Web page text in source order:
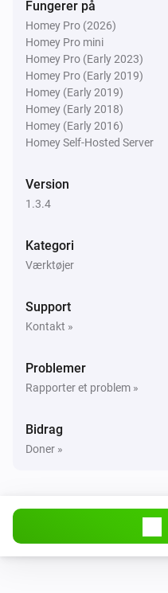
Fungerer på
Homey Pro (2026)
Homey Pro mini
Homey Pro (Early 2023)
Homey Pro (Early 2019)
Homey (Early 2019)
Homey (Early 2018)
Homey (Early 2016)
Homey Self-Hosted Server
Version
1.3.4
Kategori
Værktøjer
Support
Kontakt »
Problemer
Rapporter et problem »
Bidrag
Doner »